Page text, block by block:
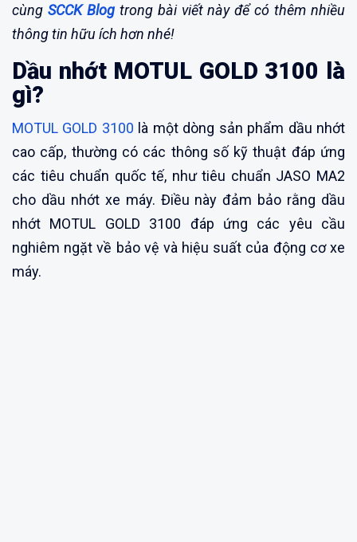
cùng SCCK Blogtrong bài viết này để có thêm nhiều
thông tin hữu ích hơn nhé!
Dầu nhớt MOTUL GOLD 3100 là
gì?
MOTUL GOLD 3100 là một dòng sản phẩm dầu nhớt
cao cấp, thường có các thông số kỹ thuật đáp ứng
các tiêu chuẩn quốc tế, như tiêu chuẩn JASO MA2
cho dầu nhớt xe máy. Điều này đảm bảo rằng dầu
nhớt MOTUL GOLD 3100 đáp ứng các yêu cầu
nghiêm ngặt về bảo vệ và hiệu suất của động cơ xe
máy.